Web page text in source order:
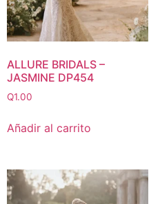
ALLURE BRIDALS –
JASMINE DP454
Q1.00
Añadir al carrito